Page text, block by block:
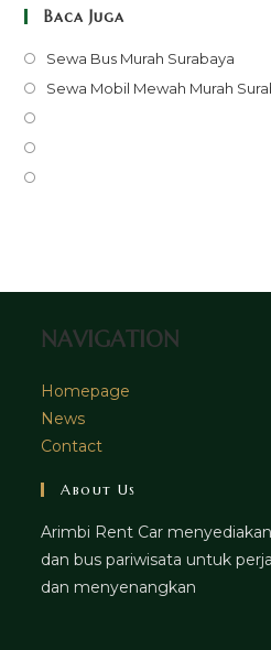
Baca Juga
Sewa Bus Murah Surabaya
in
Sewa Mobil Mewah Murah
NAVIGATION
Homepage
News
Contact
About Us
Arimbi Rent Car
dan bus pariwisata untuk
dan menyenangkan